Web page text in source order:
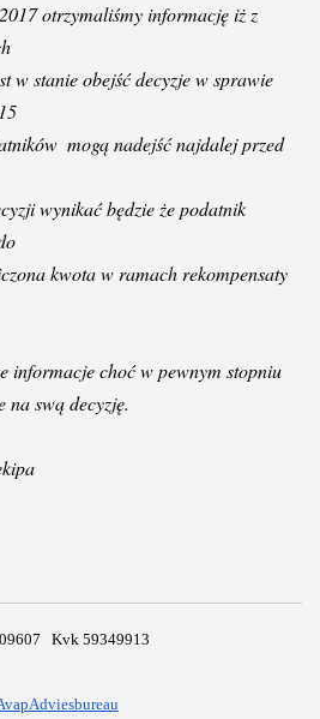
otrzymaliśmy
informację iż z
w stanie obejść decyzje w sprawie
  mogą
nadejść
najdalej przed
wynikać będzie że podatnik
kwota w ramach rekompensaty
informacje choć w pewnym stopniu
na swą decyzję.
Kvk 59349913